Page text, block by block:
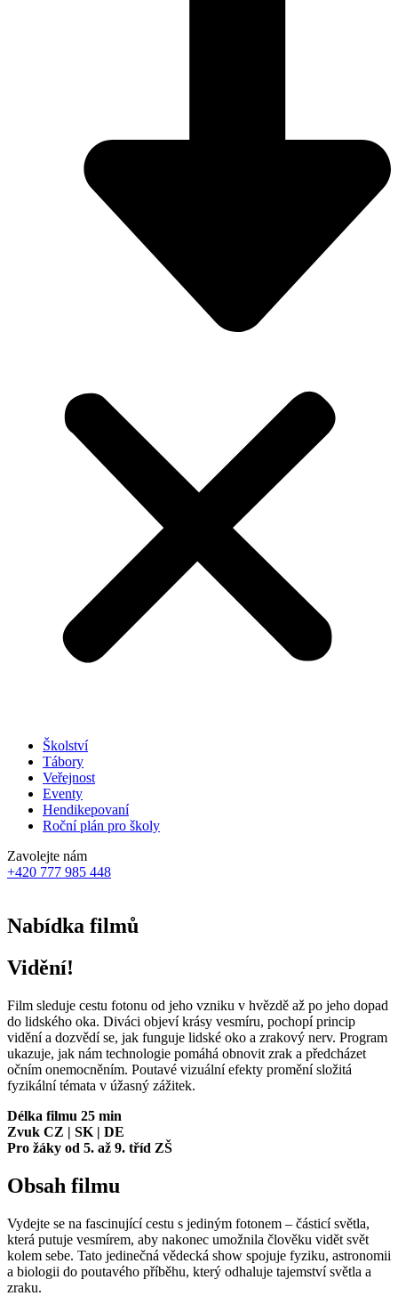
Školství
Tábory
Veřejnost
Eventy
Hendikepovaní
Roční plán pro školy
Zavolejte nám
+420 777 985 448
Nabídka filmů
Vidění!
Film sleduje cestu fotonu od jeho vzniku v hvězdě až po jeho dopad
do lidského oka. Diváci objeví krásy vesmíru, pochopí princip
vidění a dozvědí se, jak funguje lidské oko a zrakový nerv. Program
ukazuje, jak nám technologie pomáhá obnovit zrak a předcházet
očním onemocněním. Poutavé vizuální efekty promění složitá
fyzikální témata v úžasný zážitek.
Délka filmu 25 min
Zvuk CZ | SK | DE
Pro žáky od 5. až 9. tříd ZŠ
Obsah filmu
Vydejte se na fascinující cestu s jediným fotonem – částicí světla,
která putuje vesmírem, aby nakonec umožnila člověku vidět svět
kolem sebe. Tato jedinečná vědecká show spojuje fyziku, astronomii
a biologii do poutavého příběhu, který odhaluje tajemství světla a
zraku.